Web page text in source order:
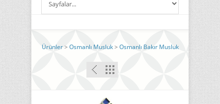
Ürünler> Osmanlı Musluk> Osmanlı Bakır Musluk